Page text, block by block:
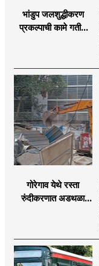
भांडुप जलशुद्धीकरण
प्रकल्पाची कामे गतीने
गोरेगाव येथे रस्ता
रुंदीकरणात अडथळा